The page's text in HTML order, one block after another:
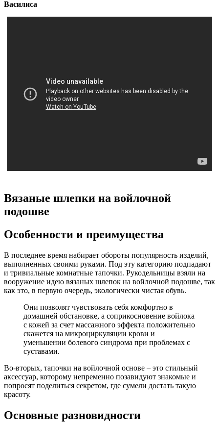
Василиса
Вязаные шлепки на войлочной
подошве
Особенности и преимущества
В последнее время набирает обороты популярность изделий,
выполненных своими руками. Под эту категорию подпадают
и тривиальные комнатные тапочки. Рукодельницы взяли на
вооружение идею вязаных шлепок на войлочной подошве, так
как это, в первую очередь, экологически чистая обувь.
Они позволят чувствовать себя комфортно в
домашней обстановке, а соприкосновение войлока
с кожей за счет массажного эффекта положительно
скажется на микроциркуляции крови и
уменьшении болевого синдрома при проблемах с
суставами.
Во-вторых, тапочки на войлочной основе – это стильный
аксессуар, которому непременно позавидуют знакомые и
попросят поделиться секретом, где сумели достать такую
красоту.
Основные разновидности